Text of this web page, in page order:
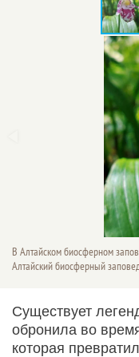
В Алтайском биосферном
Алтайский биосферный
Существует
обронила во
которая